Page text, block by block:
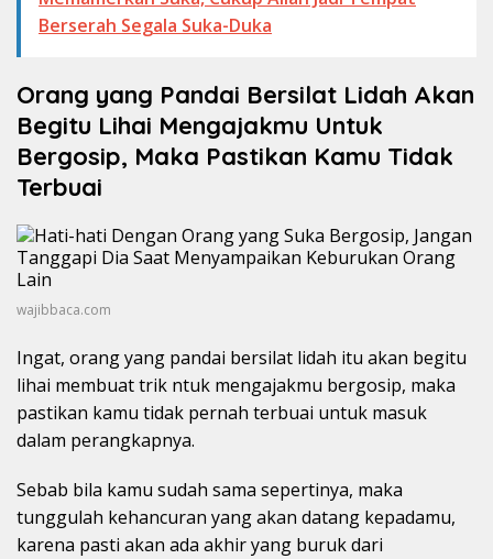
Berserah Segala Suka-Duka
Orang yang Pandai Bersilat Lidah Akan
Begitu Lihai Mengajakmu Untuk
Bergosip, Maka Pastikan Kamu Tidak
Terbuai
wajibbaca.com
Ingat, orang yang pandai bersilat lidah itu akan begitu
lihai membuat trik ntuk mengajakmu bergosip, maka
pastikan kamu tidak pernah terbuai untuk masuk
dalam perangkapnya.
Sebab bila kamu sudah sama sepertinya, maka
tunggulah kehancuran yang akan datang kepadamu,
karena pasti akan ada akhir yang buruk dari